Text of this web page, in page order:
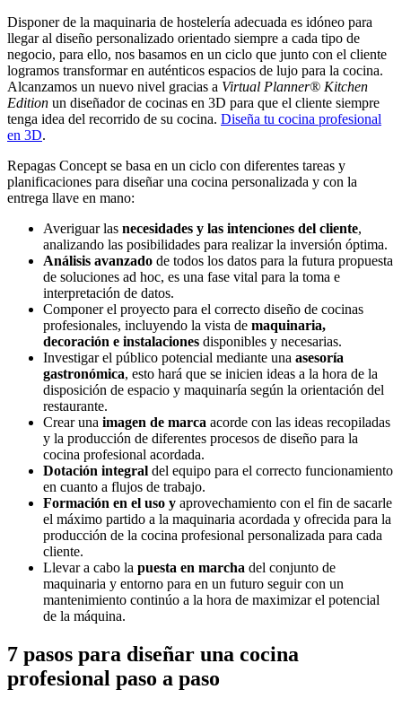
Disponer de la maquinaria de hostelería adecuada es idóneo para
llegar al diseño personalizado orientado siempre a cada tipo de
negocio, para ello, nos basamos en un ciclo que junto con el cliente
logramos transformar en auténticos espacios de lujo para la cocina.
Alcanzamos un nuevo nivel gracias a Virtual Planner® Kitchen
Edition un diseñador de cocinas en 3D para que el cliente siempre
tenga idea del recorrido de su cocina. Diseña tu cocina profesional
en 3D.
Repagas Concept se basa en un ciclo con diferentes tareas y
planificaciones para diseñar una cocina personalizada y con la
entrega llave en mano:
Averiguar las necesidades y las intenciones del cliente,
analizando las posibilidades para realizar la inversión óptima.
Análisis avanzado de todos los datos para la futura propuesta
de soluciones ad hoc, es una fase vital para la toma e
interpretación de datos.
Componer el proyecto para el correcto diseño de cocinas
profesionales, incluyendo la vista de maquinaria,
decoración e instalaciones disponibles y necesarias.
Investigar el público potencial mediante una asesoría
gastronómica, esto hará que se inicien ideas a la hora de la
disposición de espacio y maquinaría según la orientación del
restaurante.
Crear una imagen de marca acorde con las ideas recopiladas
y la producción de diferentes procesos de diseño para la
cocina profesional acordada.
Dotación integral del equipo para el correcto funcionamiento
en cuanto a flujos de trabajo.
Formación en el uso y aprovechamiento con el fin de sacarle
el máximo partido a la maquinaria acordada y ofrecida para la
producción de la cocina profesional personalizada para cada
cliente.
Llevar a cabo la puesta en marcha del conjunto de
maquinaria y entorno para en un futuro seguir con un
mantenimiento continúo a la hora de maximizar el potencial
de la máquina.
7 pasos para diseñar una cocina
profesional paso a paso